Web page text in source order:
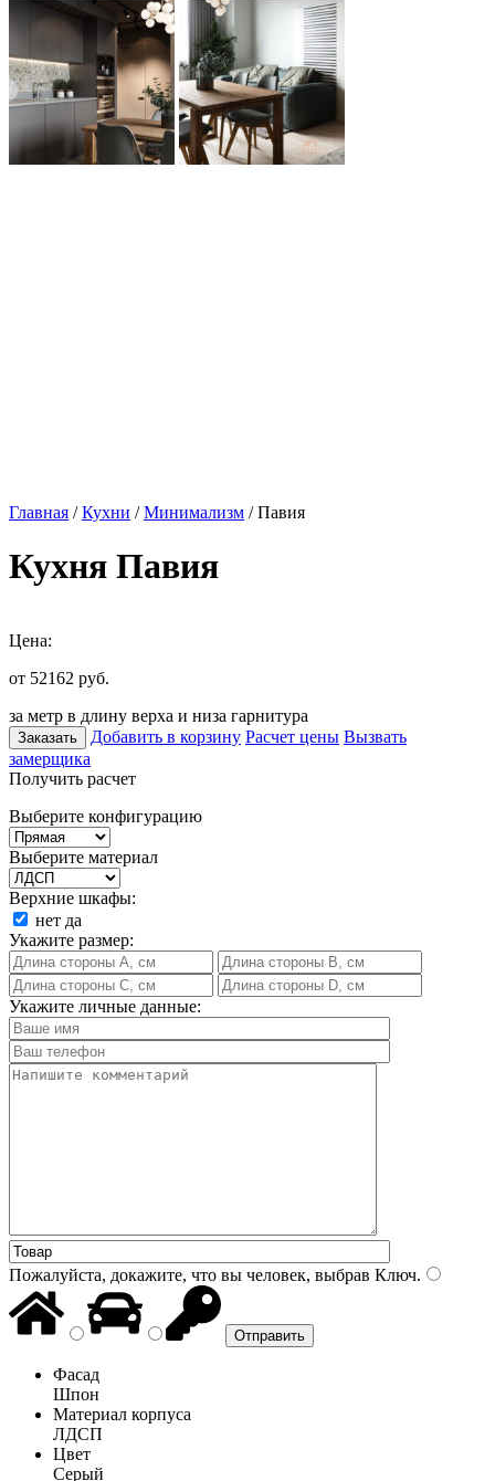
Главная /Кухни /Минимализм / Павия
Кухня Павия
Цена:
от 52162 руб.
за метр в длину верха и низа гарнитура
Заказать Добавить в корзину Расчет цены Вызвать
замерщика
Получить расчет
Выберите конфигурацию
Выберите материал
Верхние шкафы:
нет да
Укажите размер:
Укажите личные данные:
Пожалуйста, докажите, что вы человек, выбрав Ключ.
Фасад
Шпон
Материал корпуса
ЛДСП
Цвет
Серый